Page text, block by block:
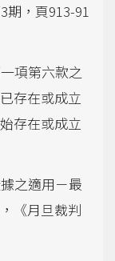
期，頁913-91
項第六款之
存在或成立
存在或成立
之適用－最
《月旦裁判